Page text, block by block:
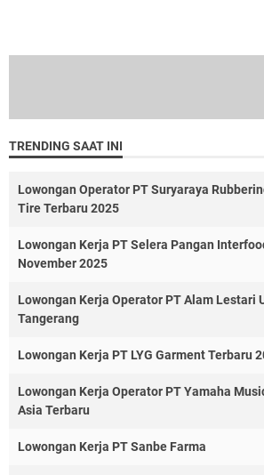
TRENDING SAAT INI
Lowongan Operator PT Suryaraya
Tire Terbaru 2025
Lowongan Kerja PT Selera Pangan
November 2025
Lowongan Kerja Operator PT Alam Lestari
Tangerang
Lowongan Kerja PT LYG Garment Terbaru
Lowongan Kerja Operator PT Yamaha
Asia Terbaru
Lowongan Kerja PT Sanbe Farma